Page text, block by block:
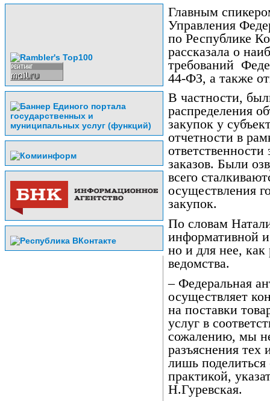
Главным
Управления
по Республике
рассказала о
требований
44-ФЗ, а также
В частности,
распределения
закупок у
отчетности в
заказов. Были
всего
осуществления
закупок.
По словам
информативной
но и для нее, как
ведомства.
– Федеральная
осуществляет
на поставки
услуг в
сожалению, мы
разъяснения
лишь
практикой,
Н.Гуревская.